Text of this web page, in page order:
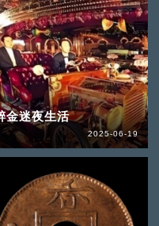
金迷夜生活
2025-06-19